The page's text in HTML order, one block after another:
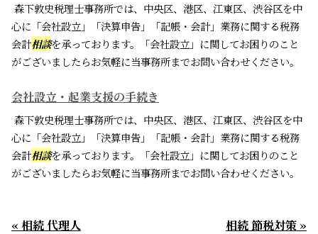
森下敦史税理士事務所では、中央区、港区、江東区、渋谷区を中
心に「会社設立」「決算申告」「記帳・会計」業務に関する税務
会計相談を承っております。「会社設立」に関してお困りのこと
がございましたらお気軽に当事務所までお問い合わせください。
会社設立・起業支援の手続き
森下敦史税理士事務所では、中央区、港区、江東区、渋谷区を中
心に「会社設立」「決算申告」「記帳・会計」業務に関する税務
会計相談を承っております。「会社設立」に関してお困りのこと
がございましたらお気軽に当事務所までお問い合わせください。
« 相続 代理人 相続 節税対策 »